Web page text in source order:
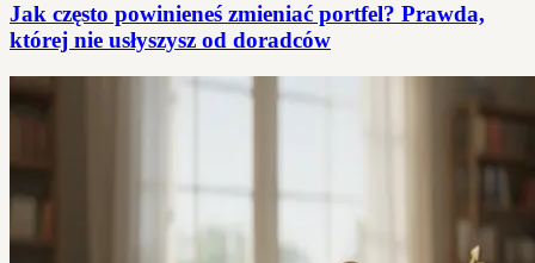
Jak często powinieneś zmieniać portfel? Prawda,
której nie usłyszysz od doradców